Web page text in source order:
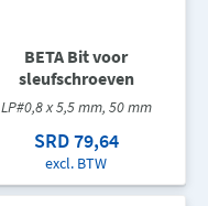
BETA Bit voor
sleufschroeven
LP#0,8 x 5,5 mm, 50 mm
SRD 79,64
excl. BTW